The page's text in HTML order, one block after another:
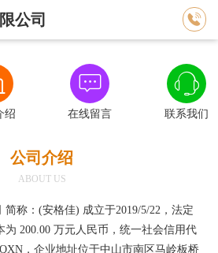
公司 
绍

在线留言

联系我们
公司介绍
ABOUT US
称：(安格佳) 成立于2019/5/22，法定
200.00 万元人民币，统一社会信用代
，企业地址位于中山市南区马岭板桥